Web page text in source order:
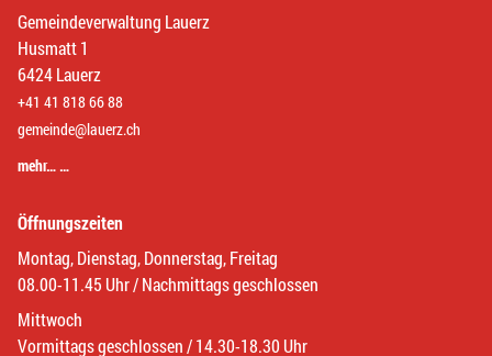
Gemeindeverwaltung Lauerz
Husmatt 1
6424 Lauerz
+41 41 818 66 88
gemeinde@lauerz.ch
mehr… …
Öffnungszeiten
Montag, Dienstag, Donnerstag, Freitag
08.00-11.45 Uhr / Nachmittags geschlossen
Mittwoch
Vormittags geschlossen / 14.30-18.30 Uhr